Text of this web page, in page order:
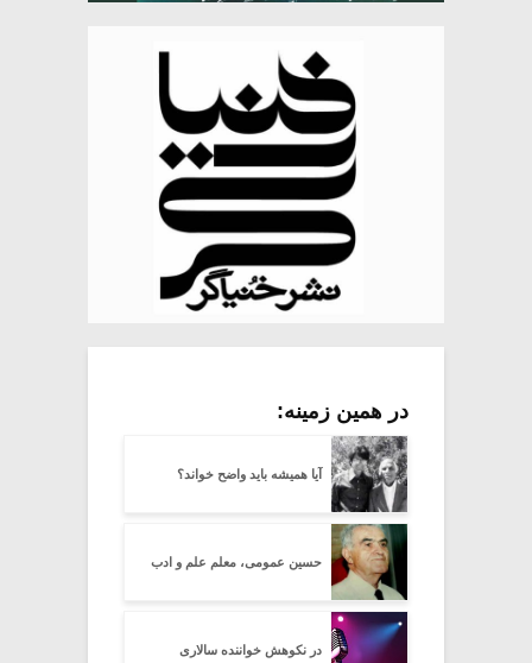
در همین زمینه:
آیا همیشه باید واضح خواند؟
حسین عمومی، معلم علم و ادب
در نکوهش خواننده سالاری